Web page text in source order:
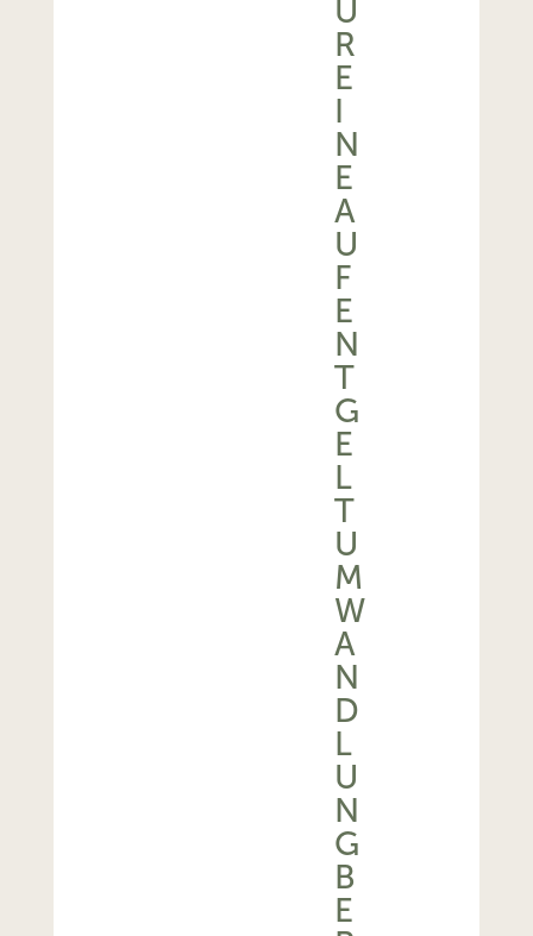
Ü
R
E
I
N
E
A
U
F
E
N
T
G
E
L
T
U
M
W
A
N
D
L
U
N
G
B
E